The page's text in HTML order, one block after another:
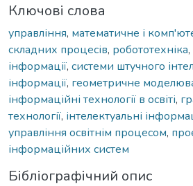
Ключові слова
управління, математичне і
складних процесів, робототехніка,
інформації, системи штучного
інформації, геометричне
інформаційні технології в освіті,
технології, інтелектуальні
управління освітнім процесом,
інформаційних систем
Бібліографічний опис